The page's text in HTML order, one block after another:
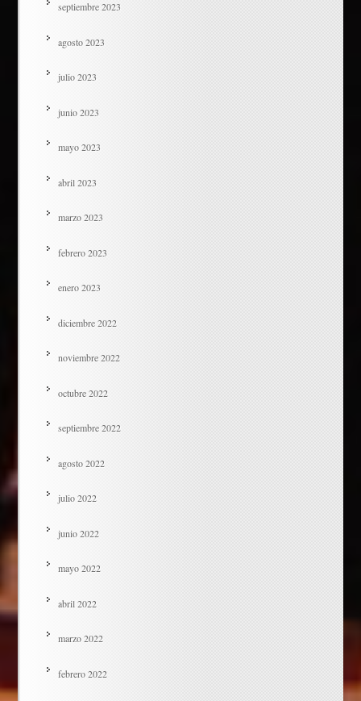
septiembre 2023
agosto 2023
julio 2023
junio 2023
mayo 2023
abril 2023
marzo 2023
febrero 2023
enero 2023
diciembre 2022
noviembre 2022
octubre 2022
septiembre 2022
agosto 2022
julio 2022
junio 2022
mayo 2022
abril 2022
marzo 2022
febrero 2022